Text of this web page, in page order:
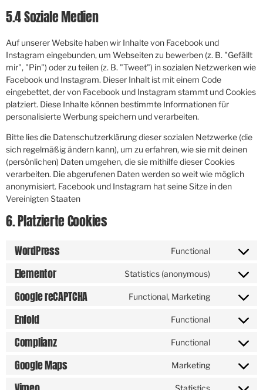
5.4 Soziale Medien
Auf unserer Website haben wir Inhalte von Facebook und
Instagram eingebunden, um Webseiten zu bewerben (z. B. "Gefällt
mir", "Pin") oder zu teilen (z. B. "Tweet") in sozialen Netzwerken wie
Facebook und Instagram. Dieser Inhalt ist mit einem Code
eingebettet, der von Facebook und Instagram stammt und Cookies
platziert. Diese Inhalte können bestimmte Informationen für
personalisierte Werbung speichern und verarbeiten.
Bitte lies die Datenschutzerklärung dieser sozialen Netzwerke (die
sich regelmäßig ändern kann), um zu erfahren, wie sie mit deinen
(persönlichen) Daten umgehen, die sie mithilfe dieser Cookies
verarbeiten. Die abgerufenen Daten werden so weit wie möglich
anonymisiert. Facebook und Instagram hat seine Sitze in den
Vereinigten Staaten
6. Platzierte Cookies
WordPress Functional
Elementor Statistics (anonymous)
Google reCAPTCHA Functional, Marketing
Enfold Functional
Complianz Functional
Google Maps Marketing
Statistics